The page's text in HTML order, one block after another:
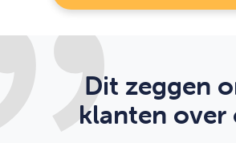
Dit zeggen
klanten over